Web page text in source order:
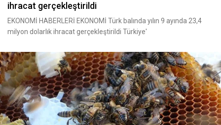
ihracat gerçekleştirildi
EKONOMİ HABERLERİ EKONOMİ Türk balında yılın 9 ayında 23,4
milyon dolarlık ihracat gerçekleştirildi Türkiye'